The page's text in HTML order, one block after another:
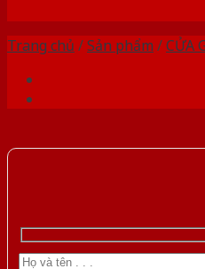
Trang chủ /Sản phẩm /CỬA